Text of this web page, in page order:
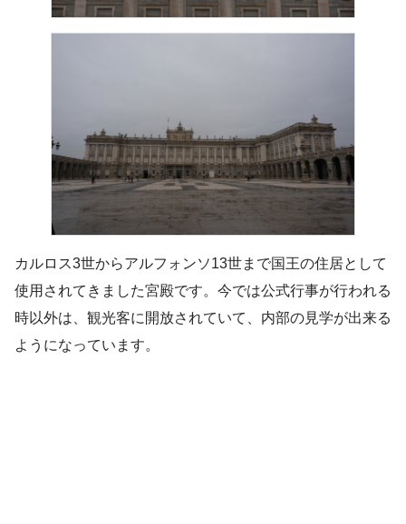
カルロス3世からアルフォンソ13世まで国王の住居として
使用されてきました宮殿です。今では公式行事が行われる
時以外は、観光客に開放されていて、内部の見学が出来る
ようになっています。